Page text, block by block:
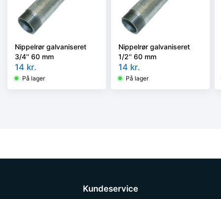
Nippelrør galvaniseret
3/4'' 60 mm
14 kr.
På lager
Nippelrør galvaniseret
1/2'' 60 mm
14 kr.
På lager
Kundeservice